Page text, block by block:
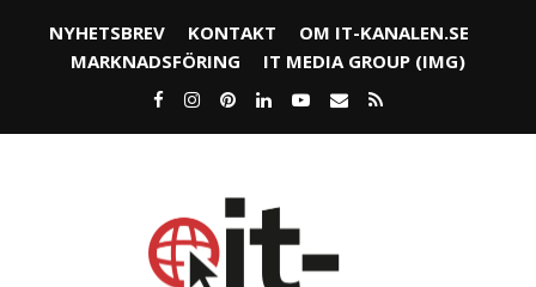
NYHETSBREV KONTAKT
OM IT-KANALEN.SE
MARKNADSFÖRING
IT MEDIA GROUP (IMG)